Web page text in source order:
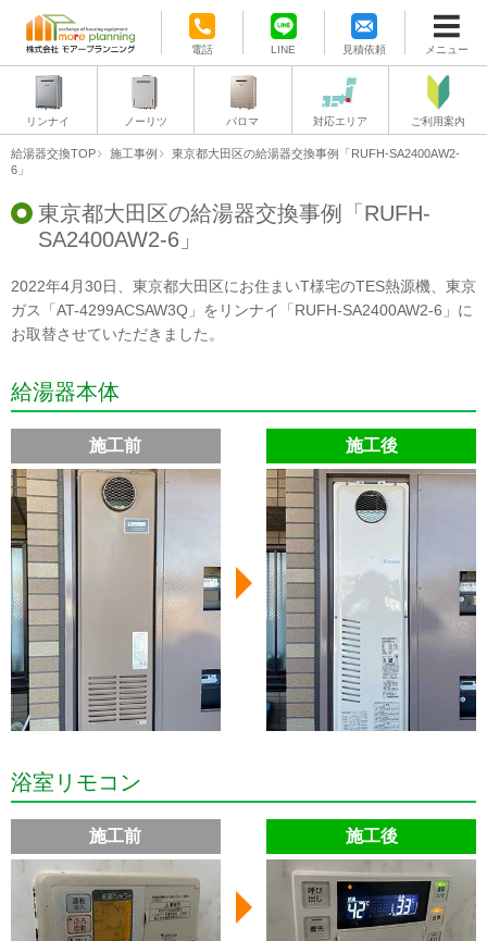
電話 LINE 見積依頼 メニュー
リンナイ ノーリツ パロマ 対応エリア ご利用案内
給湯器交換TOP 施工事例
東京都大田区の給湯器交換事例「RUFH-SA2400AW2-
6」
東京都大田区の給湯器交換事例「RUFH-
SA2400AW2-6」
2022年4月30日、東京都大田区にお住まいT様宅のTES熱源機、東京
ガス「AT-4299ACSAW3Q」をリンナイ「RUFH-SA2400AW2-6」に
お取替させていただきました。
給湯器本体
施工前 施工後
浴室リモコン
施工前 施工後